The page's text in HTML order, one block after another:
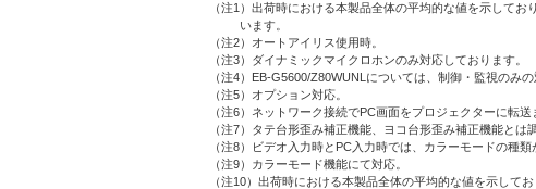
（注1）出荷時における本製品全体の平均的な値を示して
います。
（注2）オートアイリス使用時。
（注3）ダイナミックマイクロホンのみ対応しております。
（注4）EB-G5600/Z80WUNLについては、制御・監視のみの
（注5）オプション対応。
（注6）ネットワーク接続でPC画面をプロジェクターに転
（注7）タテ台形歪み補正機能、ヨコ台形歪み補正機能とは
（注8）ビデオ入力時とPC入力時では、カラーモードの種類
（注9）カラーモード機能にて対応。
（注10）出荷時における本製品全体の平均的な値を示して